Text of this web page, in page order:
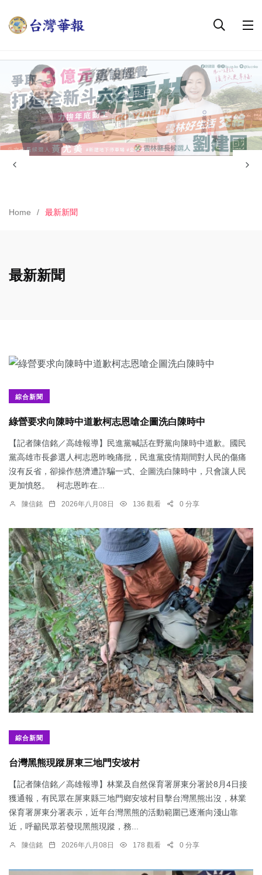
Home 最新新聞
最新新聞
綜合新聞
綠營要求向陳時中道歉柯志恩嗆企圖洗白陳時中
【記者陳信銘／高雄報導】民進黨喊話在野黨向陳時中道歉。國民
黨高雄市長參選人柯志恩昨晚痛批，民進黨疫情期間對人民的傷痛
沒有反省，卻操作慈濟遭詐騙一式、企圖洗白陳時中，只會讓人民
更加憤怒。 柯志恩昨在...
陳信銘 2026年八月08日 136 觀看 0 分享
綜合新聞
台灣黑熊現蹤屏東三地門安坡村
【記者陳信銘／高雄報導】林業及自然保育署屏東分署於8月4日接
獲通報，有民眾在屏東縣三地門鄉安坡村目擊台灣黑熊出沒，林業
保育署屏東分署表示，近年台灣黑熊的活動範圍已逐漸向淺山靠
近，呼籲民眾若發現黑熊現蹤，務...
陳信銘 2026年八月08日 178 觀看 0 分享